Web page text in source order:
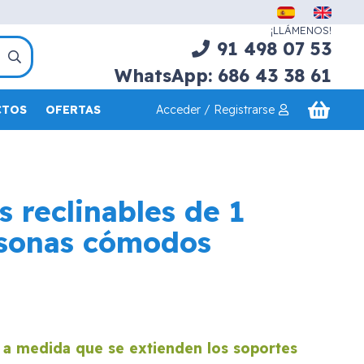
¡LLÁMENOS!
91 498 07 53
WhatsApp: 686 43 38 61
OFERTAS Acceder / Registrarse
reclinables de 1
cómodos
medida que se extienden los soportes